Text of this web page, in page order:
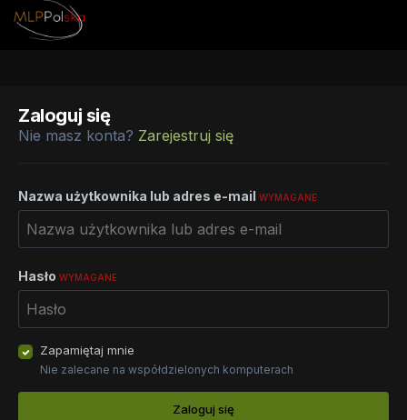
Zaloguj się
Nie masz konta? Zarejestruj się
Nazwa użytkownika lub adres e-mail WYMAGANE
Hasło WYMAGANE
Zapamiętaj mnie
Nie zalecane na współdzielonych komputerach
Zaloguj się